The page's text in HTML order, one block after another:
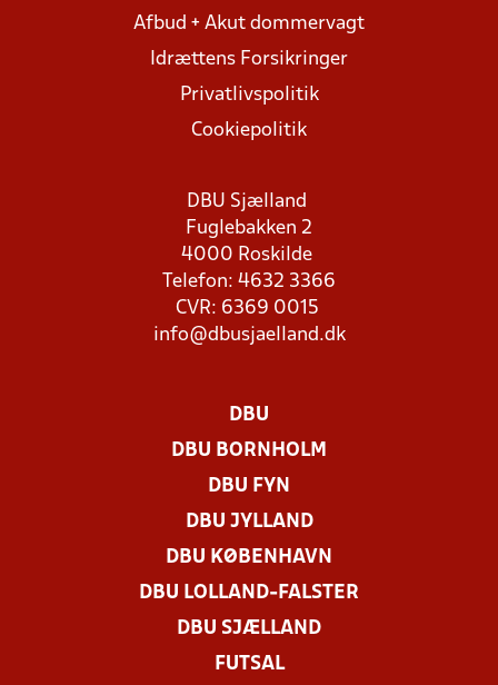
Afbud + Akut dommervagt
Idrættens Forsikringer
Privatlivspolitik
Cookiepolitik
DBU Sjælland
Fuglebakken 2
4000 Roskilde
Telefon: 4632 3366
CVR: 6369 0015
info@dbusjaelland.dk
DBU
DBU BORNHOLM
DBU FYN
DBU JYLLAND
DBU KØBENHAVN
DBU LOLLAND-FALSTER
DBU SJÆLLAND
FUTSAL